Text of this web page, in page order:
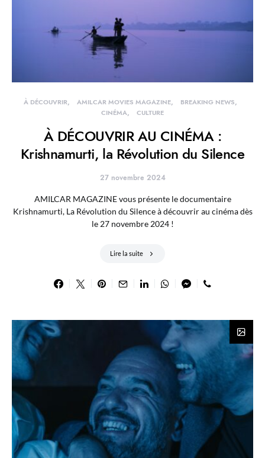
À DÉCOUVRIR AMILCAR MOVIES MAGAZINE
BREAKING NEWS
CINÉMA
CULTURE
À DÉCOUVRIR AU CINÉMA :
Krishnamurti, la Révolution du Silence
27 novembre 2024
AMILCAR MAGAZINE vous présente le documentaire
Krishnamurti, La Révolution du Silence à découvrir au cinéma dès
le 27 novembre 2024 !
Lire la suite